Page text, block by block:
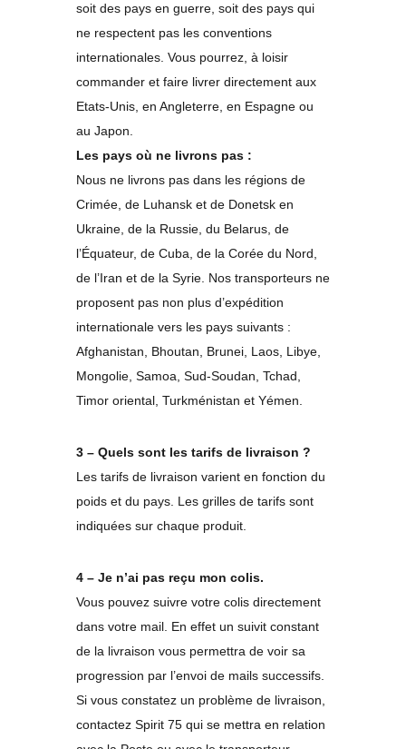
soit des pays en guerre, soit des pays qui
ne respectent pas les conventions
internationales. Vous pourrez, à loisir
commander et faire livrer directement aux
Etats-Unis, en Angleterre, en Espagne ou
au Japon.
Les pays où ne livrons pas :
Nous ne livrons pas dans les régions de
Crimée, de Luhansk et de Donetsk en
Ukraine, de la Russie, du Belarus, de
l’Équateur, de Cuba, de la Corée du Nord,
de l’Iran et de la Syrie. Nos transporteurs ne
proposent pas non plus d’expédition
internationale vers les pays suivants :
Afghanistan, Bhoutan, Brunei, Laos, Libye,
Mongolie, Samoa, Sud-Soudan, Tchad,
Timor oriental, Turkménistan et Yémen.
3 – Quels sont les tarifs de livraison ?
Les tarifs de livraison varient en fonction du
poids et du pays. Les grilles de tarifs sont
indiquées sur chaque produit.
4 – Je n’ai pas reçu mon colis.
Vous pouvez suivre votre colis directement
dans votre mail. En effet un suivit constant
de la livraison vous permettra de voir sa
progression par l’envoi de mails successifs.
Si vous constatez un problème de livraison,
contactez Spirit 75 qui se mettra en relation